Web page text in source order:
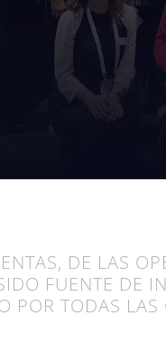
DE LAS
FUENTE DE
POR TODAS